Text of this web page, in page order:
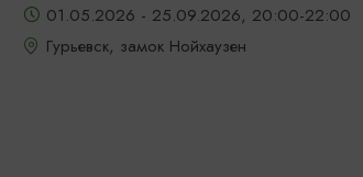
01.05.2026 - 25.09.2026, 20:00-22:00
Гурьевск, замок Нойхаузен